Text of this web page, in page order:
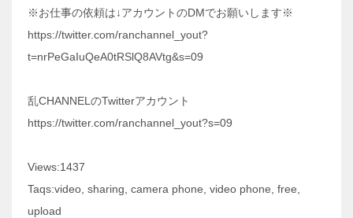
※お仕事の依頼は↓アカウントのDMでお願いします※
https://twitter.com/ranchannel_yout?
t=nrPeGaIuQeA0tRSlQ8AVtg&s=09
乱CHANNELのTwitterアカウント
https://twitter.com/ranchannel_yout?s=09
Views:1437
Taqs:video, sharing, camera phone, video phone, free,
upload